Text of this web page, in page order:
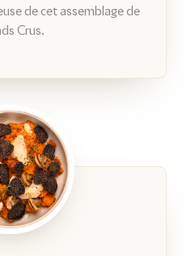
de cet assemblage de
Crus.